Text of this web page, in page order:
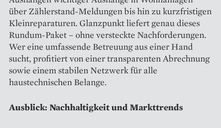
über Zählerstand-Meldungen bis hin zu kurzfristigen
Kleinreparaturen. Glanzpunkt liefert genau dieses
Rundum-Paket – ohne versteckte Nachforderungen.
Wer eine umfassende Betreuung aus einer Hand
sucht, profitiert von einer transparenten Abrechnung
sowie einem stabilen Netzwerk für alle
haustechnischen Belange.
Ausblick: Nachhaltigkeit und Markttrends